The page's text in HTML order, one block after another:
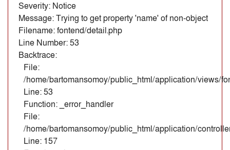
Severity: Notice
Message: Trying to get property 'name' of non-object
Filename: fontend/detail.php
Line Number: 53
Backtrace:
File:
/home/bartomansomoy/public_html/application/views/
Line: 53
Function: _error_handler
File:
/home/bartomansomoy/public_html/application/
Line: 157